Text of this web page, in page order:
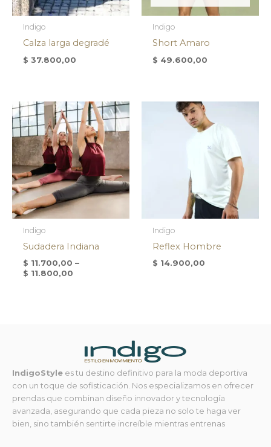
Indigo
Calza larga degradé
$ 37.800,00
Indigo
Short Amaro
$ 49.600,00
Indigo
Sudadera Indiana
$ 11.700,00 –
$ 11.800,00
Indigo
Reflex Hombre
$ 14.900,00
IndigoStyle es tu destino definitivo para la moda deportiva
con un toque de sofisticación. Nos especializamos en ofrecer
prendas que combinan diseño innovador y tecnología
avanzada, asegurando que cada pieza no solo te haga ver
bien, sino también sentirte increíble mientras entrenas